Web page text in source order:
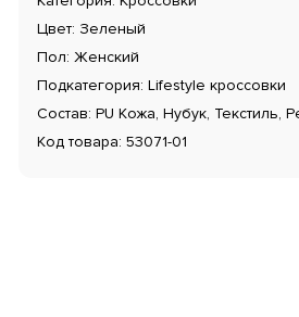
Цвет: Зеленый
Пол: Женский
Подкатегория: Lifestyle кроссовки
Состав: PU Кожа, Нубук, Текстиль,
Код товара: 53071-01